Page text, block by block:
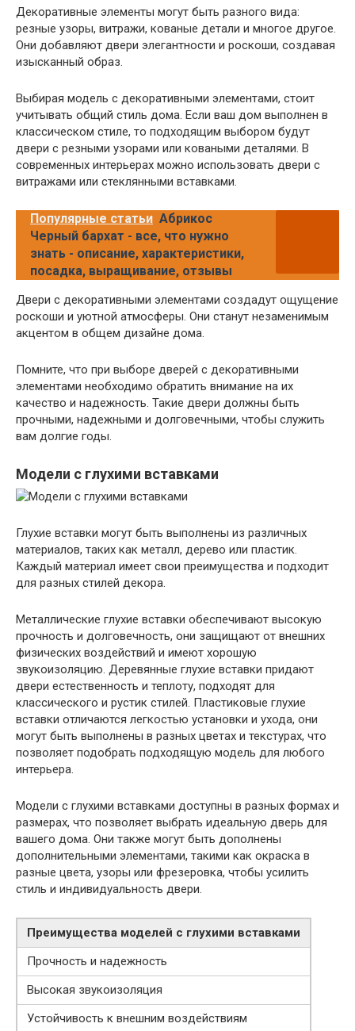
Декоративные элементы могут быть разного вида:
резные узоры, витражи, кованые детали и многое другое.
Они добавляют двери элегантности и роскоши, создавая
изысканный образ.
Выбирая модель с декоративными элементами, стоит
учитывать общий стиль дома. Если ваш дом выполнен в
классическом стиле, то подходящим выбором будут
двери с резными узорами или коваными деталями. В
современных интерьерах можно использовать двери с
витражами или стеклянными вставками.
Популярные статьи Абрикос
Черный бархат - все, что нужно
знать - описание, характеристики,
посадка, выращивание, отзывы
Двери с декоративными элементами создадут ощущение
роскоши и уютной атмосферы. Они станут незаменимым
акцентом в общем дизайне дома.
Помните, что при выборе дверей с декоративными
элементами необходимо обратить внимание на их
качество и надежность. Такие двери должны быть
прочными, надежными и долговечными, чтобы служить
вам долгие годы.
Модели с глухими вставками
Глухие вставки могут быть выполнены из различных
материалов, таких как металл, дерево или пластик.
Каждый материал имеет свои преимущества и подходит
для разных стилей декора.
Металлические глухие вставки обеспечивают высокую
прочность и долговечность, они защищают от внешних
физических воздействий и имеют хорошую
звукоизоляцию. Деревянные глухие вставки придают
двери естественность и теплоту, подходят для
классического и рустик стилей. Пластиковые глухие
вставки отличаются легкостью установки и ухода, они
могут быть выполнены в разных цветах и текстурах, что
позволяет подобрать подходящую модель для любого
интерьера.
Модели с глухими вставками доступны в разных формах и
размерах, что позволяет выбрать идеальную дверь для
вашего дома. Они также могут быть дополнены
дополнительными элементами, такими как окраска в
разные цвета, узоры или фрезеровка, чтобы усилить
стиль и индивидуальность двери.
Преимущества моделей с глухими вставками
Прочность и надежность
Высокая звукоизоляция
Устойчивость к внешним воздействиям